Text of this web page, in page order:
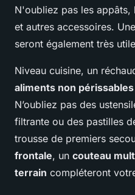
N'oubliez pas les appâts,
et autres accessoires. Une
seront également très
Niveau cuisine, un
aliments non périssables
N’oubliez pas des
filtrante ou des pastilles
trousse de premiers
frontale, un couteau
terrain compléteront